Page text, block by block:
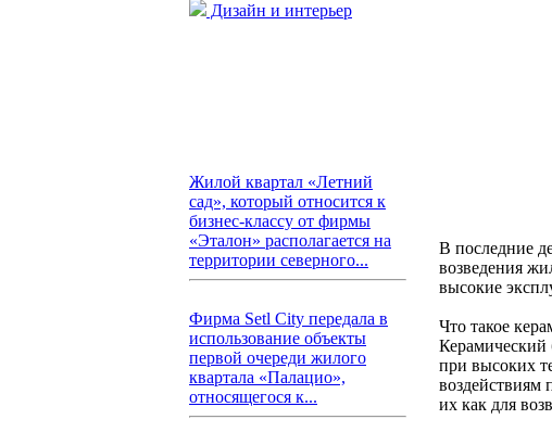
Дизайн и интерьер
Жилой квартал «Летний
сад», который относится к
бизнес-классу от фирмы
«Эталон» располагается на
территории северного...
Фирма Setl City передала в
использование объекты
первой очереди жилого
квартала «Палацио»,
относящегося к...
В последние
возведения
высокие
Что такое
Керамический
при высоких
воздействиям
их как для